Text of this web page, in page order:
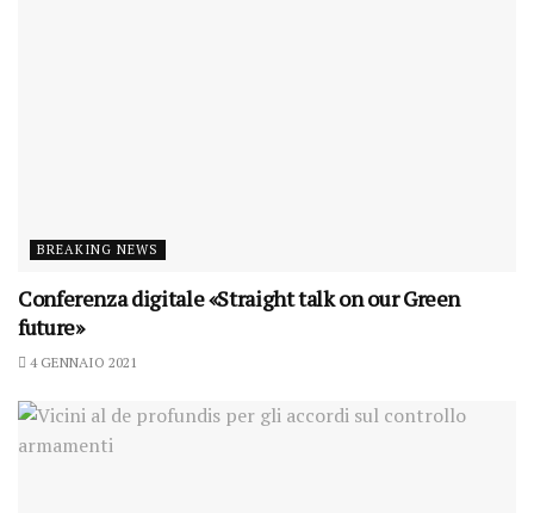
BREAKING NEWS
Conferenza digitale «Straight talk on our Green
future»
4 GENNAIO 2021